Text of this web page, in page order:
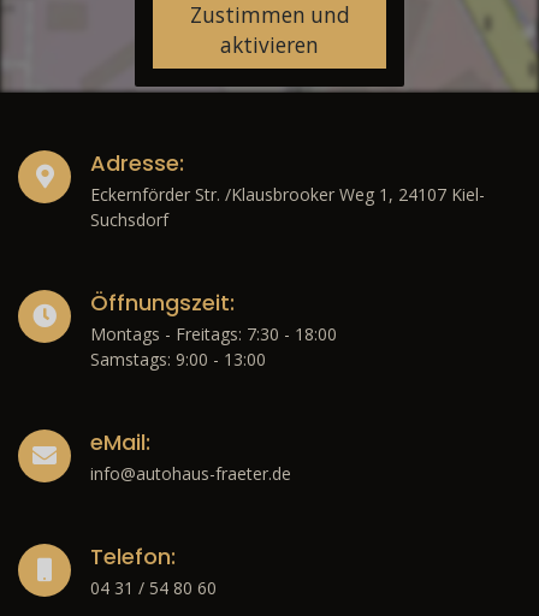
Zustimmen und
aktivieren
Adresse:
Eckernförder Str. /Klausbrooker Weg 1, 24107 Kiel-
Suchsdorf
Öffnungszeit:
Montags - Freitags: 7:30 - 18:00
Samstags: 9:00 - 13:00
eMail:
info@autohaus-fraeter.de
Telefon:
04 31 / 54 80 60